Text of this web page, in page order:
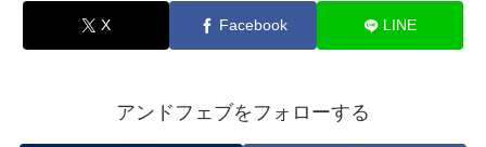
X Facebook LINE
アンドフェブをフォローする